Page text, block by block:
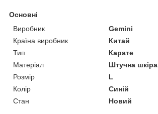
Основні
Виробник
Gemini
Країна виробник
Китай
Тип
Карате
Матеріал
Штучна шкіра
Розмір
L
Колір
Синій
Стан
Новий